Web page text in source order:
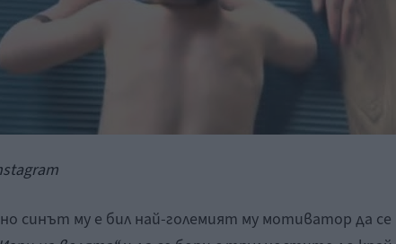
синът му е бил най-големият му мотиватор да се